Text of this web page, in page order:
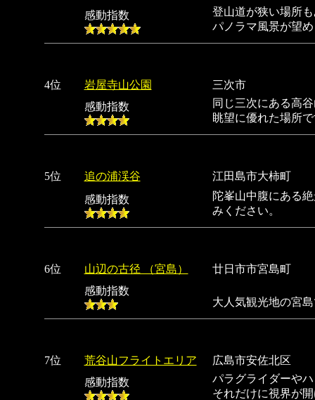
感動指数
登山道が狭い場所
パノラマ風景が望
4位 岩屋寺山公園
三次市
感動指数
同じ三次にある高
眺望に優れた場所
5位 追の浦渓谷
江田島市大柿町
感動指数
陀峯山中腹にある
みください。
6位 山辺の古径 （宮島）
廿日市市宮島町
感動指数
大人気観光地の宮
7位 荒谷山フライトエリア
広島市安佐北区
感動指数
パラグライダーや
それだけに視界が